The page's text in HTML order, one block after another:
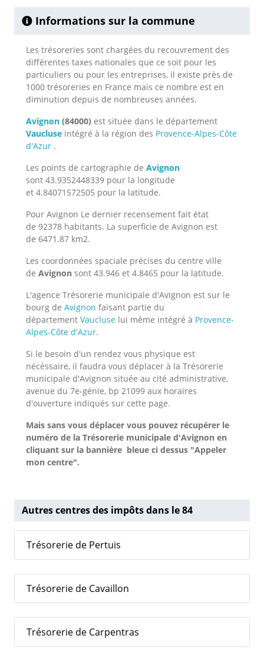
Informations sur la commune
Les trésoreries sont chargées du recouvrement des
différentes taxes nationales que ce soit pour les
particuliers ou pour les entreprises, il existe près de
1000 trésoreries en France mais ce nombre est en
diminution depuis de nombreuses années.
Avignon (84000) est située dans le département
Vaucluse intégré à la région des Provence-Alpes-Côte
d'Azur .
Les points de cartographie de Avignon
sont 43.9352448339 pour la longitude
et 4.84071572505 pour la latitude.
Pour Avignon Le dernier recensement fait état
de 92378 habitants. La superficie de Avignon est
de 6471.87 km2.
Les coordonnées spaciale précises du centre ville
de Avignon sont 43.946 et 4.8465 pour la latitude.
L'agence Trésorerie municipale d'Avignon est sur le
bourg de Avignon faisant partie du
département Vaucluse lui même intégré à Provence-
Alpes-Côte d'Azur.
Si le besoin d'un rendez vous physique est
nécéssaire, il faudra vous déplacer à la Trésorerie
municipale d'Avignon située au cité administrative,
avenue du 7e-génie, bp 21099 aux horaires
d'ouverture indiqués sur cette page.
Mais sans vous déplacer vous pouvez récupérer le
numéro de la Trésorerie municipale d'Avignon en
cliquant sur la bannière bleue ci dessus "Appeler
mon centre".
Autres centres des impôts dans le 84
Trésorerie de Pertuis
Trésorerie de Cavaillon
Trésorerie de Carpentras